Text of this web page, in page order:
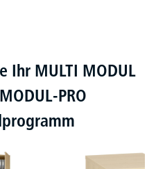
Ihr MULTI MODUL
PRO